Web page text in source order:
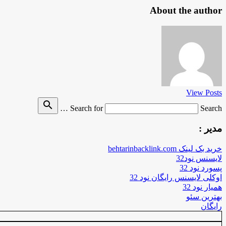
About the author
View Posts
Search for
Search …
search
مدیر :
خرید بک لینک behtarinbacklink.com
لایسنس نود32
پسورد نود 32
اوکلی لایسنس رایگان نود 32
همیار نود 32
بهترین سئو
رایگان